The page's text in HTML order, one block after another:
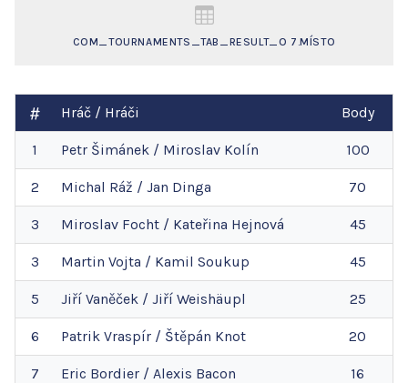
COM_TOURNAMENTS_TAB_RESULT_O 7.MÍSTO
Hráč / Hráči Body
1 Petr Šimánek / Miroslav Kolín 100
2 Michal Ráž / Jan Dinga 70
3 Miroslav Focht / Kateřina Hejnová 45
3 Martin Vojta / Kamil Soukup 45
5 Jiří Vaněček / Jiří Weishäupl 25
6 Patrik Vraspír / Štěpán Knot 20
7 Eric Bordier / Alexis Bacon 16